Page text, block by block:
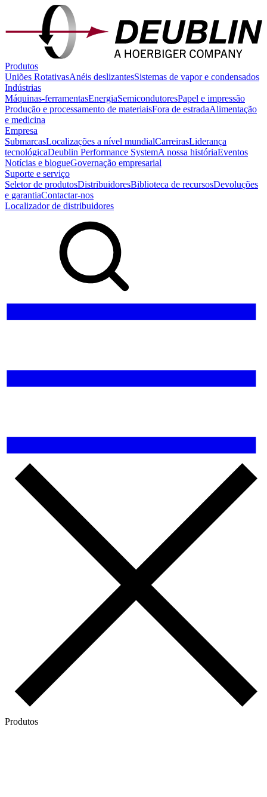
Produtos
Uniões RotativasAnéis deslizantesSistemas de vapor e condensados
Indústrias
Máquinas-ferramentasEnergiaSemicondutoresPapel e impressão
Produção e processamento de materiaisFora de estradaAlimentação
e medicina
Empresa
SubmarcasLocalizações a nível mundialCarreirasLiderança
tecnológicaDeublin Performance SystemA nossa históriaEventos
Notícias e blogueGovernação empresarial
Suporte e serviço
Seletor de produtosDistribuidoresBiblioteca de recursosDevoluções
e garantiaContactar-nos
Localizador de distribuidores
Produtos